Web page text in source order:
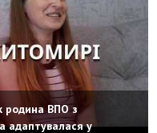
родина ВПО з
адаптувалася у